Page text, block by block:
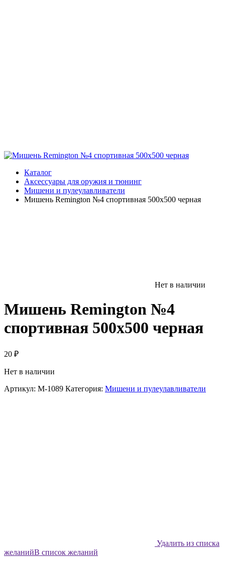
Каталог
Аксессуары для оружия и тюнинг
Мишени и пулеулавливатели
Мишень Remington №4 спортивная 500х500 черная
Нет в наличии
Мишень Remington №4
спортивная 500х500 черная
20 ₽
Нет в наличии
Артикул: M-1089 Категория: Мишени и пулеулавливатели
Удалить из списка
желанийВ список желаний